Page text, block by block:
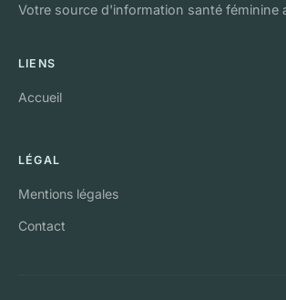
Votre source d'information santé féminine
LIENS
Accueil
LÉGAL
Mentions légales
Contact